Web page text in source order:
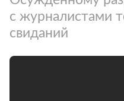
с журналистами
свиданий